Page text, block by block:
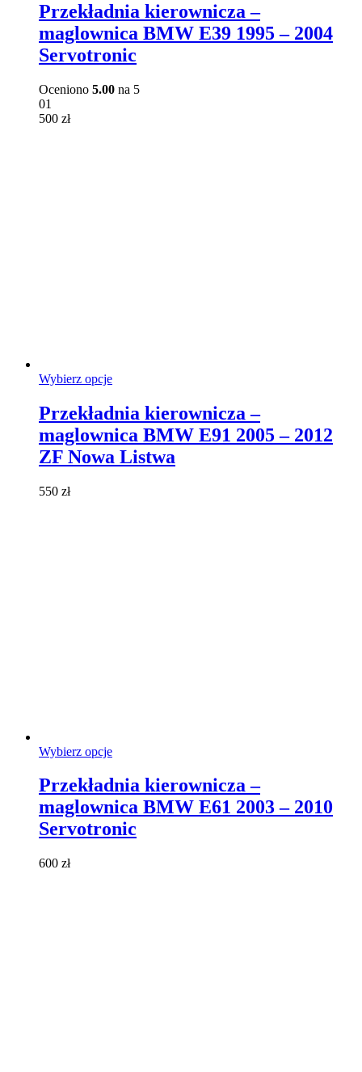
ma
wiele
wariantów.
Opcje
można
na
Przekładnia kierownicza –
maglownica BMW E39 1995 – 2004
Servotronic
Oceniono 5.00 na 5
01
500 zł
Wybierz opcjeTen
ma
wiele
wariantów.
Opcje
można
Przekładnia kierownicza –
maglownica BMW E91 2005 – 2012
ZF Nowa Listwa
550 zł
Wybierz opcjeTen
ma
wiele
wariantów.
Opcje
można
Przekładnia kierownicza –
maglownica BMW E61 2003 – 2010
Servotronic
600 zł